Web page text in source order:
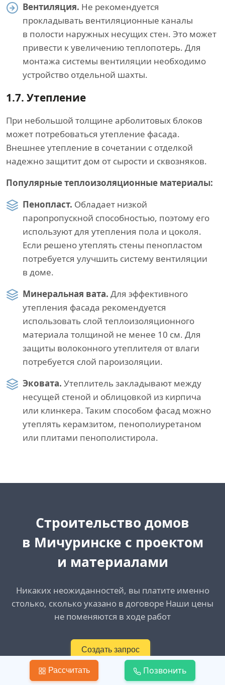
Вентиляция. Не рекомендуется
прокладывать вентиляционные каналы
в полости наружных несущих стен. Это может
привести к увеличению теплопотерь. Для
монтажа системы вентиляции необходимо
устройство отдельной шахты.
1.7. Утепление
При небольшой толщине арболитовых блоков
может потребоваться утепление фасада.
Внешнее утепление в сочетании с отделкой
надежно защитит дом от сырости и сквозняков.
Популярные теплоизоляционные материалы:
Пенопласт. Обладает низкой
паропропускной способностью, поэтому его
используют для утепления пола и цоколя.
Если решено утеплять стены пенопластом
потребуется улучшить систему вентиляции
в доме.
Минеральная вата. Для эффективного
утепления фасада рекомендуется
использовать слой теплоизоляционного
материала толщиной не менее 10 см. Для
защиты волоконного утеплителя от влаги
потребуется слой пароизоляции.
Эковата. Утеплитель закладывают между
несущей стеной и облицовкой из кирпича
или клинкера. Таким способом фасад можно
утеплять керамзитом, пенополиуретаном
или плитами пенополистирола.
Cтроительство домов
в Мичуринске с проектом
и материалами
Никаких неожиданностей, вы платите именно
столько, сколько указано в договоре Наши цены
не поменяются в ходе работ
Создать запрос
Рассчитать Позвонить